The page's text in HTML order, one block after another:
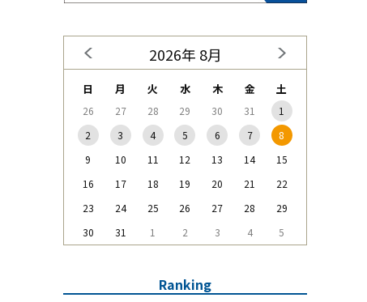
2026年 8月
日 月 火 水 木 金 土
26 27 28 29 30 31
1
2
3 4 5 6 7
8
9
10 11 12 13 14
15
16
17 18 19 20 21
22
23
24 25 26 27 28
29
30
31 1 2 3 4 5
Ranking